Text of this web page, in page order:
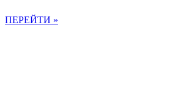
ПЕРЕЙТИ »